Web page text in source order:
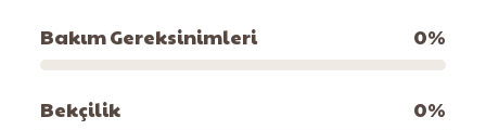
Bakım Gereksinimleri 0%
Bekçilik 0%